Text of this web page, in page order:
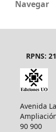
Navegar
RPNS:
Avenida
90 900